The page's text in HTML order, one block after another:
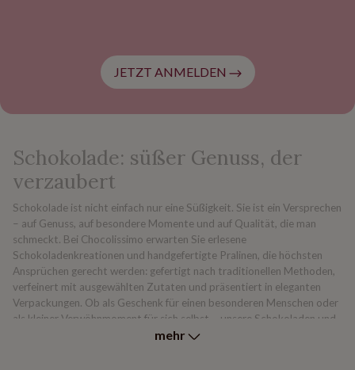
JETZT ANMELDEN
Schokolade: süßer Genuss, der
verzaubert
Schokolade ist nicht einfach nur eine Süßigkeit. Sie ist ein Versprechen
– auf Genuss, auf besondere Momente und auf Qualität, die man
schmeckt. Bei Chocolissimo erwarten Sie erlesene
Schokoladenkreationen und handgefertigte Pralinen, die höchsten
Ansprüchen gerecht werden: gefertigt nach traditionellen Methoden,
verfeinert mit ausgewählten Zutaten und präsentiert in eleganten
Verpackungen. Ob als Geschenk für einen besonderen Menschen oder
als kleiner Verwöhnmoment für sich selbst – unsere Schokoladen und
Pralinen nach belgischer Tradition machen jeden Augenblick
mehr